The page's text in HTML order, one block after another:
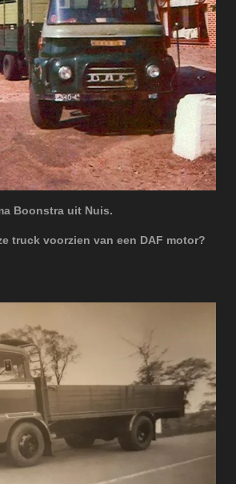
Boonstra uit Nuis.
truck voorzien van een DAF motor?